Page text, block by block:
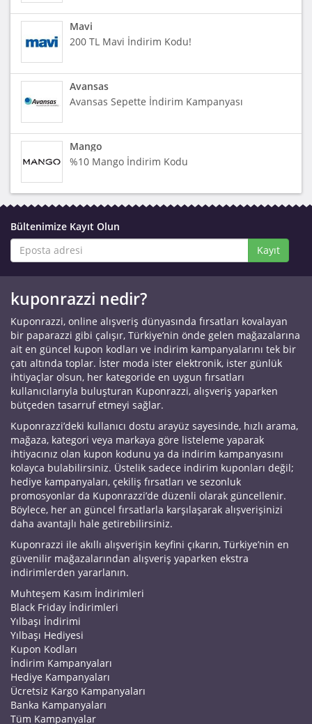
Mavi
200 TL Mavi İndirim Kodu!
Avansas
Avansas Sepette İndirim Kampanyası
Mango
%10 Mango İndirim Kodu
Bültenimize Kayıt Olun
Kayıt
kuponrazzi nedir?
Kuponrazzi, online alışveriş dünyasında fırsatları kovalayan
bir paparazzi gibi çalışır, Türkiye’nin önde gelen mağazalarına
ait en güncel kupon kodları ve indirim kampanyalarını tek bir
çatı altında toplar. İster moda ister elektronik, ister günlük
ihtiyaçlar olsun, her kategoride en uygun fırsatları
kullanıcılarıyla buluşturan Kuponrazzi, alışveriş yaparken
bütçeden tasarruf etmeyi sağlar.
Kuponrazzi’deki kullanıcı dostu arayüz sayesinde, hızlı arama,
mağaza, kategori veya markaya göre listeleme yaparak
ihtiyacınız olan kupon kodunu ya da indirim kampanyasını
kolayca bulabilirsiniz. Üstelik sadece indirim kuponları değil;
hediye kampanyaları, çekiliş fırsatları ve sezonluk
promosyonlar da Kuponrazzi’de düzenli olarak güncellenir.
Böylece, her an güncel fırsatlarla karşılaşarak alışverişinizi
daha avantajlı hale getirebilirsiniz.
Kuponrazzi ile akıllı alışverişin keyfini çıkarın, Türkiye’nin en
güvenilir mağazalarından alışveriş yaparken ekstra
indirimlerden yararlanın.
Muhteşem Kasım İndirimleri
Black Friday İndirimleri
Yılbaşı İndirimi
Yılbaşı Hediyesi
Kupon Kodları
İndirim Kampanyaları
Hediye Kampanyaları
Ücretsiz Kargo Kampanyaları
Banka Kampanyaları
Tüm Kampanyalar